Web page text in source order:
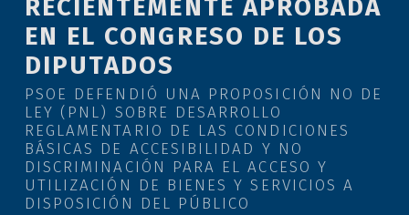
RECIENTEMENTE APROBADA
EN EL CONGRESO DE LOS
DIPUTADOS
PSOE DEFENDIÓ UNA PROPOSICIÓN NO DE
LEY (PNL) SOBRE DESARROLLO
REGLAMENTARIO DE LAS CONDICIONES
BÁSICAS DE ACCESIBILIDAD Y NO
DISCRIMINACIÓN PARA EL ACCESO Y
UTILIZACIÓN DE BIENES Y SERVICIOS A
DISPOSICIÓN DEL PÚBLICO